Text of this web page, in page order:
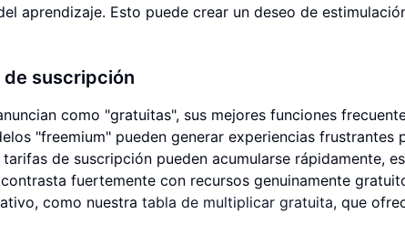
aprendizaje. Esto puede crear un deseo de
suscripción
como "gratuitas", sus mejores funciones
"freemium" pueden generar experiencias frustrantes
de suscripción pueden acumularse rápidamente,
fuertemente con recursos genuinamente
como nuestra tabla de multiplicar gratuita, que